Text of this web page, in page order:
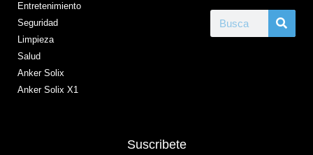
Entretenimiento
Seguridad
Limpieza
Salud
Anker Solix
Anker Solix X1
Suscribete